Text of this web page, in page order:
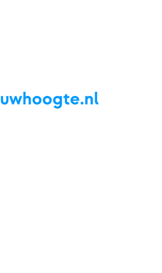
ReviewsLive updatesApp